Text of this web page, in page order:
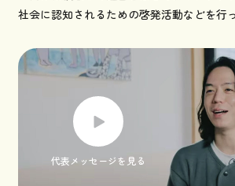
社会に認知されるための啓発活動などを行
代表メッセージを見る